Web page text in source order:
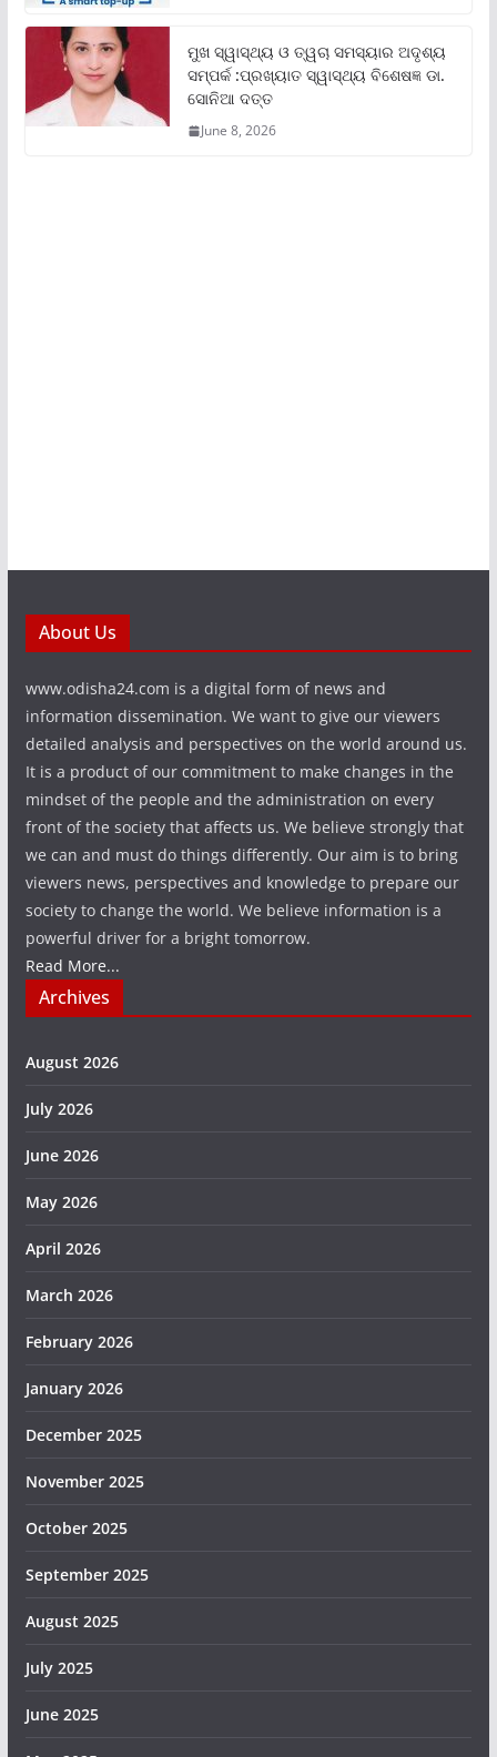
ମୁଖ ସ୍ୱାସ୍ଥ୍ୟ ଓ ତ୍ୱଚା ସମସ୍ୟାର ଅଦୃଶ୍ୟ
ସମ୍ପର୍କ :ପ୍ରଖ୍ୟାତ ସ୍ୱାସ୍ଥ୍ୟ ବିଶେଷଜ୍ଞ ଡା.
ସୋନିଆ ଦତ୍ତ
June 8, 2026
About Us
www.odisha24.com is a digital form of news and
information dissemination. We want to give our viewers
detailed analysis and perspectives on the world around us.
It is a product of our commitment to make changes in the
mindset of the people and the administration on every
front of the society that affects us. We believe strongly that
we can and must do things differently. Our aim is to bring
viewers news, perspectives and knowledge to prepare our
society to change the world. We believe information is a
powerful driver for a bright tomorrow.
Read More...
Archives
August 2026
July 2026
June 2026
May 2026
April 2026
March 2026
February 2026
January 2026
December 2025
November 2025
October 2025
September 2025
August 2025
July 2025
June 2025